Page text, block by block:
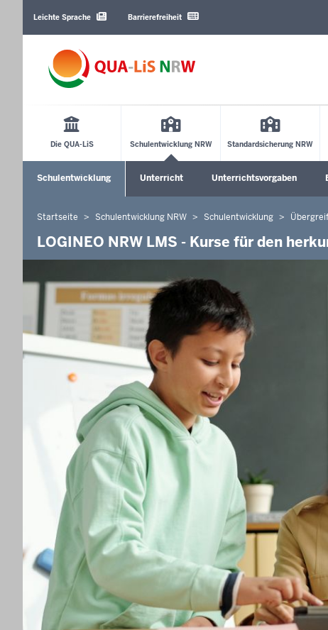
Sprachen
Leichte Sprache Barrierefreiheit
Die QUA-LiS Schulentwicklung NRW Standardsicherung NRW
Schulentwicklung Unterricht Unterrichtsvorgaben
Sie
befinden
Startseite Schulentwicklung NRW Schulentwicklung
LOGINEO NRW LMS - Kurse für den